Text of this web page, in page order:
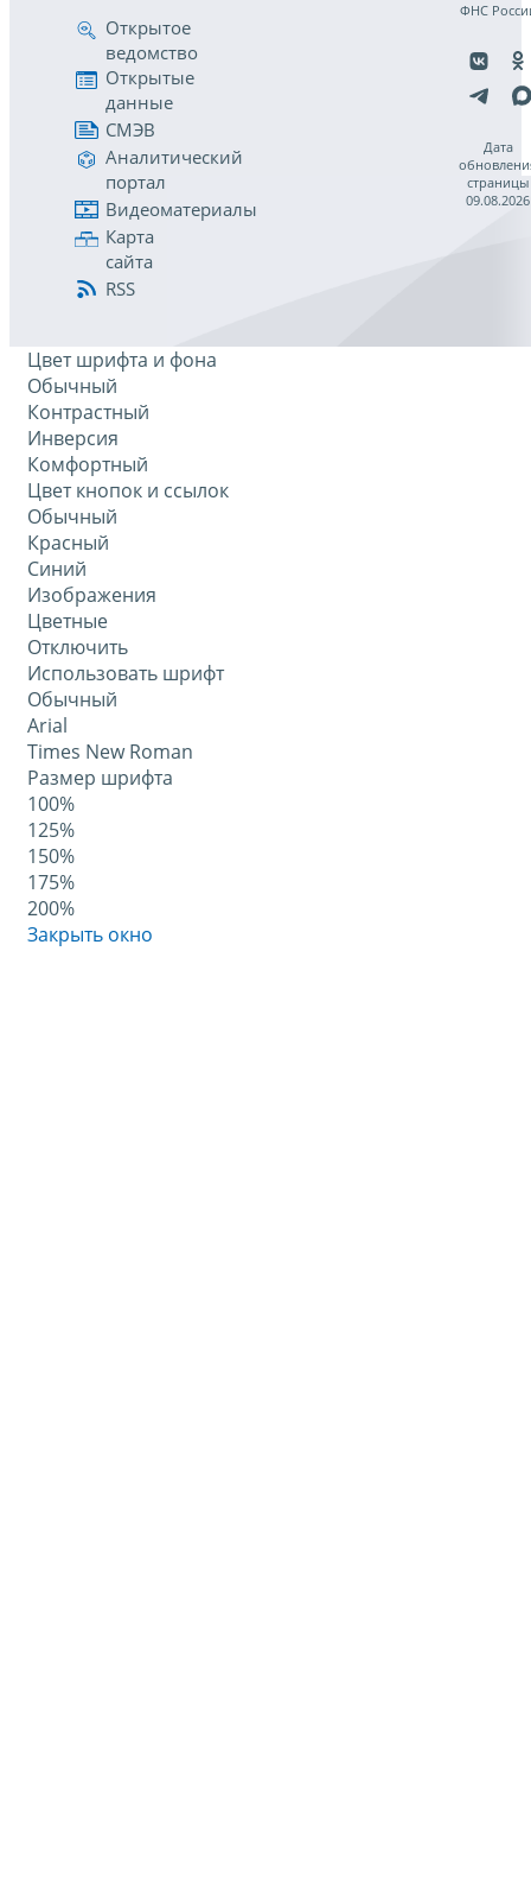
Открытое
ведомство
Открытые
данные
СМЭВ
Аналитический
портал
Видеоматериалы
Карта
сайта
RSS
ФНС
Дата
страницы
09.08.2026
Цвет шрифта и фона
Обычный
Контрастный
Инверсия
Комфортный
Цвет кнопок и ссылок
Обычный
Красный
Синий
Изображения
Цветные
Отключить
Использовать шрифт
Обычный
Arial
Times New Roman
Размер шрифта
100%
125%
150%
175%
200%
Закрыть окно